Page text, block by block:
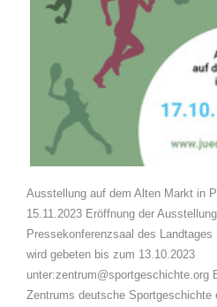
Ausstellung auf dem Alten Markt in
15.11.2023 Eröffnung der
Pressekonferenzsaal des
wird gebeten bis zum 13.10.2023
unter:zentrum@sportgeschichte.org
Zentrums deutsche Sportgeschichte